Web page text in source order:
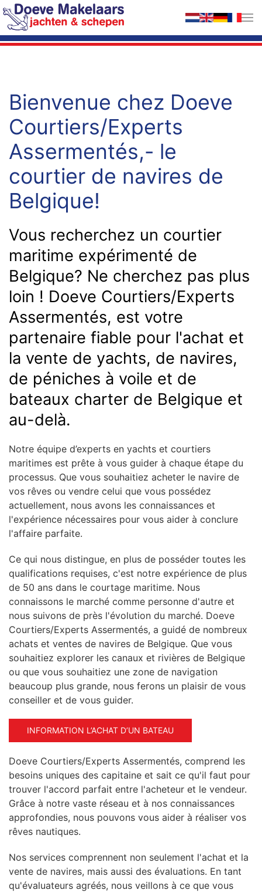
Accéder au contenu principal
Bienvenue chez Doeve
Courtiers/Experts
Assermentés,- le
courtier de navires de
Belgique!
Vous recherchez un courtier
maritime expérimenté de
Belgique? Ne cherchez pas plus
loin ! Doeve Courtiers/Experts
Assermentés, est votre
partenaire fiable pour l'achat et
la vente de yachts, de navires,
de péniches à voile et de
bateaux charter de Belgique et
au-delà.
Notre équipe d’experts en yachts et courtiers
maritimes est prête à vous guider à chaque étape du
processus. Que vous souhaitiez acheter le navire de
vos rêves ou vendre celui que vous possédez
actuellement, nous avons les connaissances et
l'expérience nécessaires pour vous aider à conclure
l'affaire parfaite.
Ce qui nous distingue, en plus de posséder toutes les
qualifications requises, c'est notre expérience de plus
de 50 ans dans le courtage maritime. Nous
connaissons le marché comme personne d'autre et
nous suivons de près l'évolution du marché. Doeve
Courtiers/Experts Assermentés, a guidé de nombreux
achats et ventes de navires de Belgique. Que vous
souhaitiez explorer les canaux et rivières de Belgique
ou que vous souhaitiez une zone de navigation
beaucoup plus grande, nous ferons un plaisir de vous
conseiller et de vous guider.
INFORMATION L’ACHAT D’UN BATEAU
Doeve Courtiers/Experts Assermentés, comprend les
besoins uniques des capitaine et sait ce qu'il faut pour
trouver l'accord parfait entre l'acheteur et le vendeur.
Grâce à notre vaste réseau et à nos connaissances
approfondies, nous pouvons vous aider à réaliser vos
rêves nautiques.
Nos services comprennent non seulement l'achat et la
vente de navires, mais aussi des évaluations. En tant
qu'évaluateurs agréés, nous veillons à ce que vous